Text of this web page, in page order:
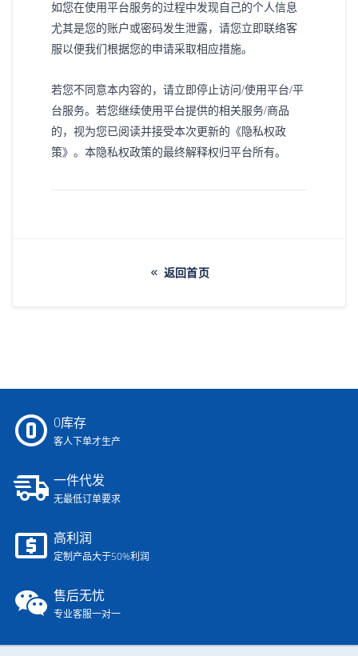
如您在使用平台服务的过程中发现自己的个人信息
尤其是您的账户或密码发生泄露，请您立即联络客
服以便我们根据您的申请采取相应措施。
若您不同意本内容的，请立即停止访问 /使用平台/平
台服务。若您继续使用平台提供的相关服务/商品
的，视为您已阅读并接受本次更新的《隐私权政
策》。本隐私权政策的最终解释权归平台所有。
返回首页
0库存
客人下单才生产
一件代发
无最低订单要求
高利润
定制产品大于50%利润
售后无忧
专业客服一对一